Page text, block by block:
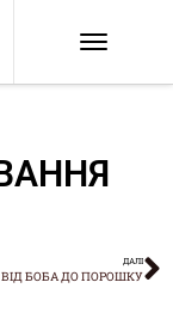
ДАЛІ
БОБА ДО ПОРОШКУ